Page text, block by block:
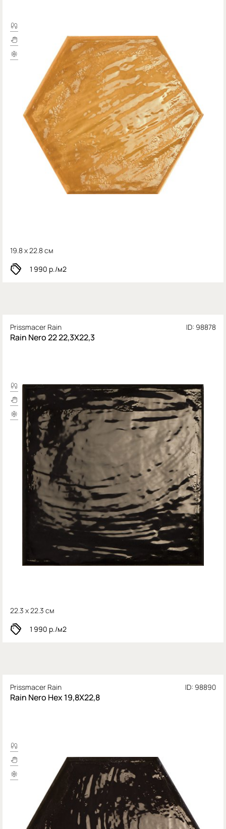
19.8 x 22.8 см
1 990 р./м2
Prissmacer Rain ID: 98878
Rain Nero 22 22,3X22,3
22.3 x 22.3 см
1 990 р./м2
Prissmacer Rain ID: 98890
Rain Nero Hex 19,8X22,8